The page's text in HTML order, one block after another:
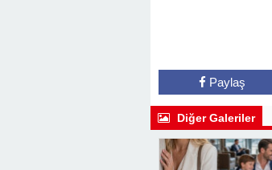
Paylaş
Diğer Galeriler